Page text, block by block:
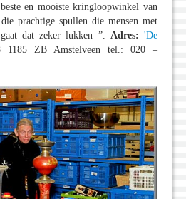
en mooiste kringloopwinkel van
prachtige spullen die mensen met
dat zeker lukken ”. Adres: 'De
1185 ZB Amstelveen tel.: 020 –